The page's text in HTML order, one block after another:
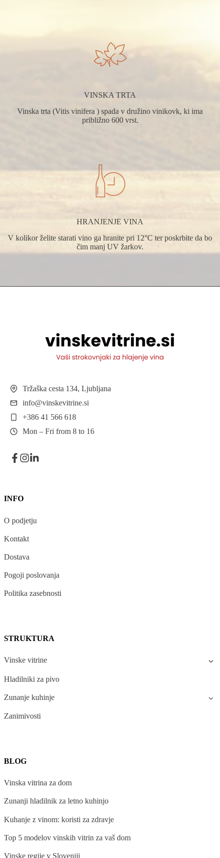
VINSKA TRTA
Vinska trta (Vitis vinifera ) spada v družino vinikovk, ki ima
približno 600 vrst.
HRANJENJE VINA
V kolikor želite starati vino ga hranite pri 12°C ter poskrbite da bo
čim manj UV žarkov.
Tržaška cesta 134, Ljubljana
info@vinskevitrine.si
+386 41 566 618
Mon – Fri from 8 to 16
INFO
O podjetju
Kontakt
Dostava
Pogoji poslovanja
Politika zasebnosti
STRUKTURA
Vinske vitrine
Hladilniki za pivo
Zunanje kuhinje
Zanimivosti
BLOG
Vinska vitrina za dom
Zunanji hladilnik za letno kuhinjo
Kuhanje z vinom: koristi za zdravje
Top 5 modelov vinskih vitrin za vaš dom
Vinske regije v Sloveniji